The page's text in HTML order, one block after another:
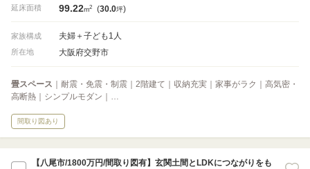
延床面積 99.22m2 (30.0坪)
家族構成 夫婦＋子ども1人
所在地 大阪府交野市
畳スペース ｜耐震・免震・制震｜2階建て｜収納充実｜家事がラク｜高気密・
高断熱｜シンプルモダン｜…
間取り図あり
【八尾市/1800万円/間取り図有】玄関土間とLDKにつながりをも